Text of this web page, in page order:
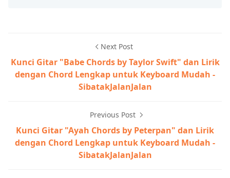
Next Post
Kunci Gitar "Babe Chords by Taylor Swift" dan Lirik
dengan Chord Lengkap untuk Keyboard Mudah -
SibatakJalanJalan
Previous Post
Kunci Gitar "Ayah Chords by Peterpan" dan Lirik
dengan Chord Lengkap untuk Keyboard Mudah -
SibatakJalanJalan